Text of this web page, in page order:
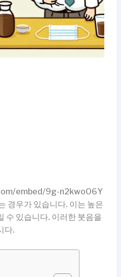
embed/9g-n2kwoO6Y
경우가 있습니다. 이는 높은
수 있습니다. 이러한 붓음을
다.